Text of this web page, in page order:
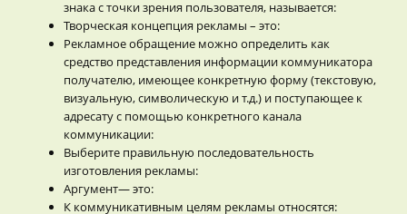
знака с точки зрения пользователя, называется:
Творческая концепция рекламы – это:
Рекламное обращение можно определить как
средство представления информации коммуникатора
получателю, имеющее конкретную форму (текстовую,
визуальную, символическую и т.д.) и поступающее к
адресату с помощью конкретного канала
коммуникации:
Выберите правильную последовательность
изготовления рекламы:
Аргумент— это:
К коммуникативным целям рекламы относятся: